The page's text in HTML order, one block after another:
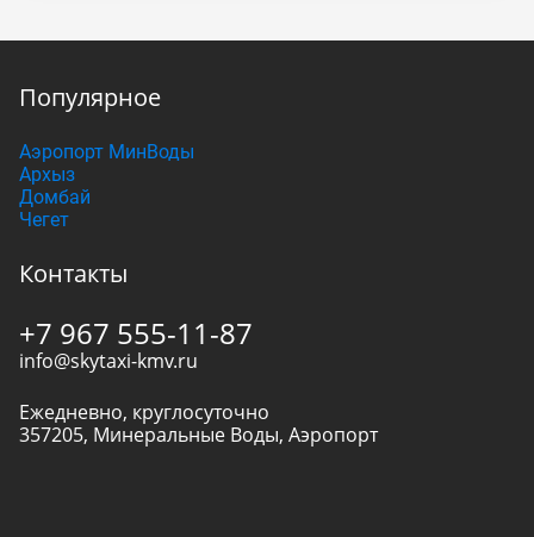
Популярное
Аэропорт МинВоды
Архыз
Домбай
Чегет
Контакты
+7 967 555-11-87
info@skytaxi-kmv.ru
Ежедневно, круглосуточно
357205, Минеральные Воды, Аэропорт